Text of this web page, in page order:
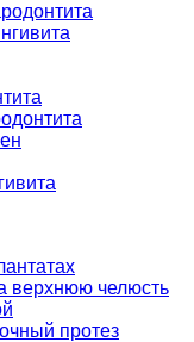
верхнюю челюсть
протез